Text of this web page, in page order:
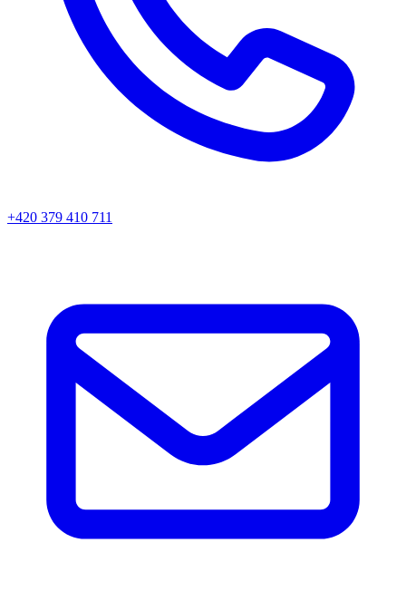
+420 379 410 711